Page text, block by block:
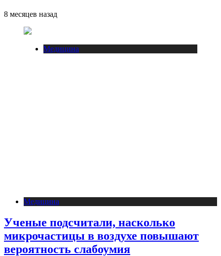
8 месяцев назад
Медицина
Медицина
Ученые подсчитали, насколько
микрочастицы в воздухе повышают
вероятность слабоумия